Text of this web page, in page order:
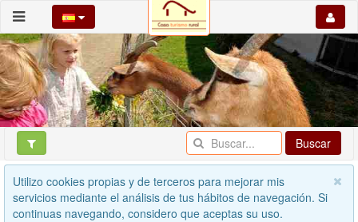
Buscar
Utilizo cookies propias y de terceros para mejorar mis
servicios mediante el análisis de tus hábitos de navegación. Si
continuas navegando, considero que aceptas su uso.